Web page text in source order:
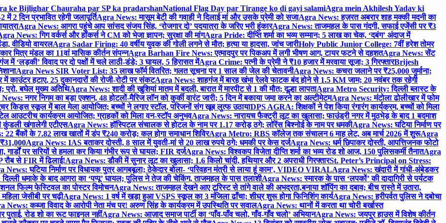
ke Bijlighar Chauraha par SP ka pradarshanNational Flag Day par Tirange ko di gayi salamiAgra mein Akhilesh Yadav ki
2 दिन प्रभावित रहेगी जलापूर्तिAgra News: मासूम बेटी की गवाही ने दिलाई मां और उसके प्रेमी को सजाAgra News: हज़रत अबरार शाह मक्की मदनी का
Agra News: आगरा पहुंचे आप सांसद संजय सिंह, ‘रोजगार दो’ पदयात्रा के जरिए भरी हुंकारAgra News: ताजमहल के पास गंदगी, सफाई एजेंसी पर ₹3
News: गिग वर्कर्स और हॉकर्स ने CM को भेजा ज्ञापन; सुरक्षा की मांगAgra Pride: दीप्ति शर्मा का भव्य सम्मान; 5 लाख का चेक, ‘दबंग’ अंदाज में
वीडियो वायरलAgra Sadar Firing: 40 वर्षीय युवक की गोली लगने से मौत; हत्या या हादसा, जांच जारीHoly Public Junior College: 7वीं हरेश तोमर
मित्र मंडल का 11वां मासिक कीर्तन संपन्नAgra Barhan Fire News: एत्मादपुर पर पिकअप में लगी भीषण आग, टायर फटने से दहशतAgra News: सेंट
‘लड़की’ विवाद पर दो पक्षों में चले लाठी-डंडे; 3 घायल, 5 हिरासत मेंAgra Crime: पत्नी के प्रेमी ने ₹10 हजार में मरवाया सूजा; 3 गिरफ्तारBrijesh
Agra News SIR Voter List: 35 लाख फॉर्म वितरित; गलत सूचना पर 1 साल की जेल की चेतावनीAgra News: कचरा जलाने पर ₹25,000 जुर्माना;
हटाए, 25 दुकानदारों की रोजी-रोटी पर संकटAgra News: शाहगंज में बारह खंभा रेलवे फाटक बंद होने से 1.5 KM जाम; 20 नवंबर तक रहेगी
प्रो. बघेल मुख्य अतिथिAgra News: शादी की खुशियां मातम में बदली, बारात में मारपीट से 1 की मौत; दूल्हा लापताAgra Metro Security: दिल्ली ब्लास्ट के
नगर निगम का बड़ा एक्शन, 48 होटलों-मैरिज लॉन को कुर्की वारंट जारी; 5 दिन में बकाया जमा करने का अल्टीमेटमAgra News: मंटोला ढोलीखार में फोम
किड्स स्कूल में बाल मेला आयोजित; बच्चों ने लगाए स्टॉल, परिजनों संग खूब लुत्फ उठायाDPS AGRA: शिक्षकों ने पेश किया रंगारंग कार्यक्रम, बच्चों को मिला
आउटरीच कार्यक्रम आयोजित; ग्राहकों को मिला वन-स्टॉप अनुभवAgra News: नारायच फैक्ट्री लूट का खुलासा; फाउंड्री नगर में मुठभेड़ के बाद 1 बदमाश
खंगालेगी एटीएसAgra News: हॉस्पिटल संचालक से होटल के नाम पर 1.17 करोड़ ठगे; लॉरेंस बिश्नोई के नाम पर धमकीAgra News: घटिया निर्माण पर
22 बैंकों के 7.82 लाख खातों में डंप ₹240 करोड़; कल होगा समाधान शिविरAgra Metro: RBS कॉलेज तक संचालन 6 माह लेट, अब मार्च 2026 में शुरूAgra
Agra News: IAS बताकर दोस्ती, 8 साल में युवती-मां से 20 लाख रुपये ठगे; धमकी पर केस दर्जAgra News: धर्म छिपाकर दोस्ती, आपत्तिजनक फोटो
गार्डों पर सरियों से हमला कर किया गंभीर रूप से घायल; FIR दर्जAgra News: विश्वकप विजेता दीप्ति शर्मा का भव्य रोड शो आज, 150 पुलिसकर्मी तैनातAgra
से FIR में ढिलाई!Agra News: डौकी में सुनार लूट का खुलासा; 1.6 किलो चांदी, हथियार और 2 अपराधी गिरफ्तारSt. Peter’s Principal on Stress:
News: घटिया निर्माण पर विधायक पुत्र आगबबूला; ठेकेदार बोला- ‘परिवहन मंत्री से लाया हूं काम’, VIDEO VIRALAgra News: खंदारी में गांधी-अंबेडकर
धमाके के बाद आगरा का ‘पप्पू’ घायल; पुलिस ने तेज की चेकिंग, ताजमहल के पास तलाशीAgra News: स्मारक के पास ‘लपकों’ की दादागिरी से पर्यटक
फिल्म फेस्टिवल का पोस्टर विमोचनAgra News: ताजमहल देखने आए टूरिस्ट से तांगे वाले की अभद्रता,बनाया शॉपिंग का दबाव; बीच रास्ते में उतारा,
जेसीबी पर चढ़ीAgra News: 1 वर्ष में खड़ा हुआ VSPS स्कूल का 3 मंजिला ढाँचा; शीघ्र शुरू होगा फिनिशिंग कार्यAgra News: हरीपर्वत पुलिस ने दबोचा
News: कब्जा विवाद के आरोपी नेता मंच पर! अरुण सिंह के कार्यक्रम में उपस्थिति पर सवालAgra News: थानों में करता था चोरी बर्खास्त
पुताई, रोड शो का रूट फाइनल नहींAgra News: आज़ाद समाज पार्टी का ‘पाँव-पाँव चलो, गाँव-गाँव चलो’ अभियानAgra News: जयपुर हाउस में विशेष कीर्तन